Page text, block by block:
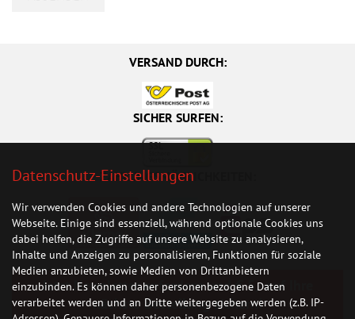
VERSAND DURCH:
SICHER SURFEN:
ZAHLUNGSMÖGLICHKEITEN:
Jetzt Newsletter anfordern und € 5,- auf Ihre
nächste Bestellung sichern!
Datenschutz-Einstellungen
Wir verwenden Cookies und andere Technologien auf unserer
Webseite. Einige sind essenziell, während optionale Cookies uns
dabei helfen, die Zugriffe auf unsere Website zu analysieren,
Inhalte und Anzeigen zu personalisieren, Funktionen für soziale
Medien anzubieten, sowie Medien von Drittanbietern
einzubinden. Es können daher personenbezogene Daten
verarbeitet werden und an Dritte weitergegeben werden (z.B. IP-